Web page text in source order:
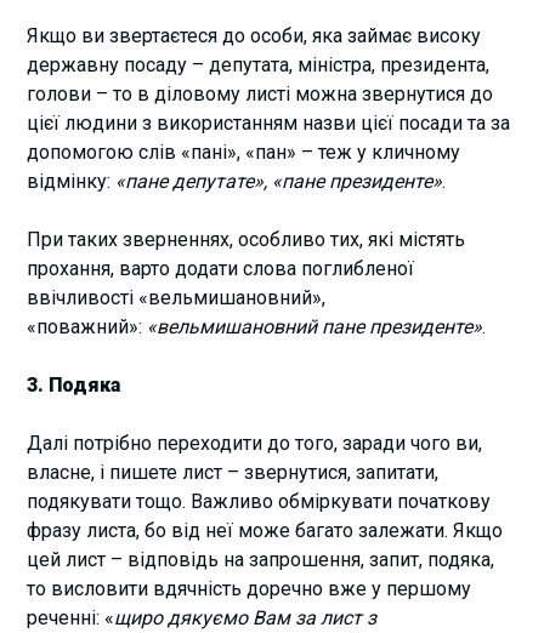
Якщо ви звертаєтеся до особи, яка займає високу
державну посаду – депутата, міністра, президента,
голови – то в діловому листі можна звернутися до
цієї людини з використанням назви цієї посади та за
допомогою слів «пані», «пан» – теж у кличному
відмінку: «пане депутате», «пане президенте».
При таких зверненнях, особливо тих, які містять
прохання, варто додати слова поглибленої
ввічливості «вельмишановний»,
«поважний»: «вельмишановний пане президенте».
3. Подяка
Далі потрібно переходити до того, заради чого ви,
власне, і пишете лист – звернутися, запитати,
подякувати тощо. Важливо обміркувати початкову
фразу листа, бо від неї може багато залежати. Якщо
цей лист – відповідь на запрошення, запит, подяка,
то висловити вдячність доречно вже у першому
реченні: «щиро дякуємо Вам за лист з